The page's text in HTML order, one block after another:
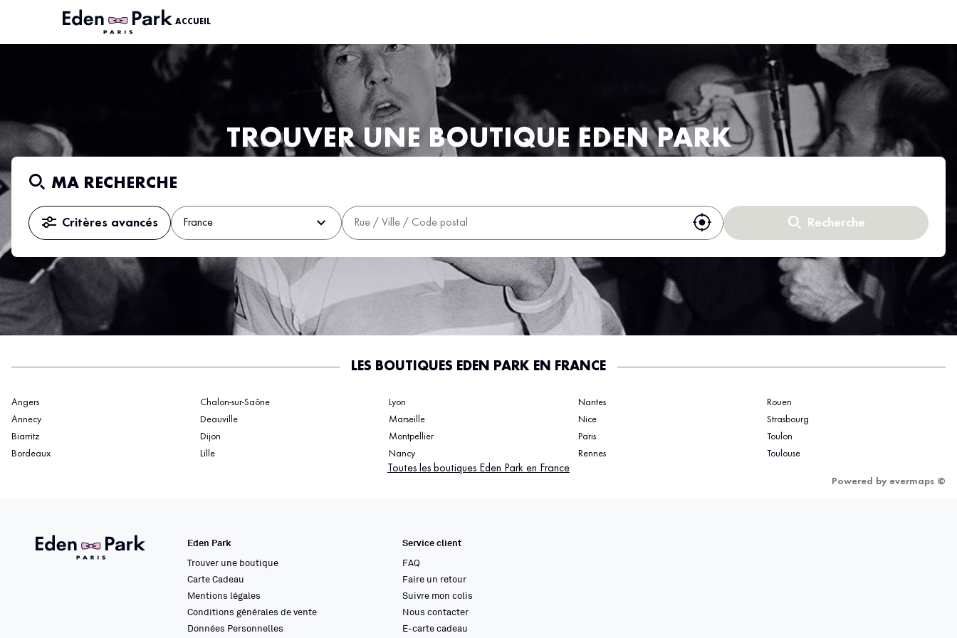
ACCUEIL
TROUVER UNE BOUTIQUE EDEN PARK
MA RECHERCHE
Critères avancés France
Utiliser ma position
Recherche
LES BOUTIQUES EDEN PARK EN FRANCE
Angers
Annecy
Biarritz
Bordeaux
Chalon-sur-Saône
Deauville
Dijon
Lille
Lyon
Marseille
Montpellier
Nancy
Nantes
Nice
Paris
Rennes
Rouen
Strasbourg
Toulon
Toulouse
Toutes les boutiques Eden Park en France
Powered by evermaps ©
Eden Park
Trouver une boutique
Carte Cadeau
Mentions légales
Conditions générales de vente
Données Personnelles
Service client
FAQ
Faire un retour
Suivre mon colis
Nous contacter
E-carte cadeau